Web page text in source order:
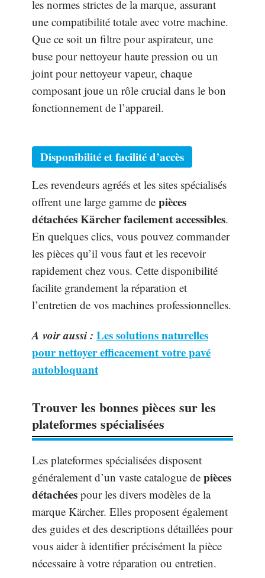
les normes strictes de la marque, assurant
une compatibilité totale avec votre machine.
Que ce soit un filtre pour aspirateur, une
buse pour nettoyeur haute pression ou un
joint pour nettoyeur vapeur, chaque
composant joue un rôle crucial dans le bon
fonctionnement de l’appareil.
Disponibilité et facilité d’accès
Les revendeurs agréés et les sites spécialisés
offrent une large gamme de pièces
détachées Kärcher facilement accessibles.
En quelques clics, vous pouvez commander
les pièces qu’il vous faut et les recevoir
rapidement chez vous. Cette disponibilité
facilite grandement la réparation et
l’entretien de vos machines professionnelles.
A voir aussi : Les solutions naturelles
pour nettoyer efficacement votre pavé
autobloquant
Trouver les bonnes pièces sur les
plateformes spécialisées
Les plateformes spécialisées disposent
généralement d’un vaste catalogue de pièces
détachées pour les divers modèles de la
marque Kärcher. Elles proposent également
des guides et des descriptions détaillées pour
vous aider à identifier précisément la pièce
nécessaire à votre réparation ou entretien.